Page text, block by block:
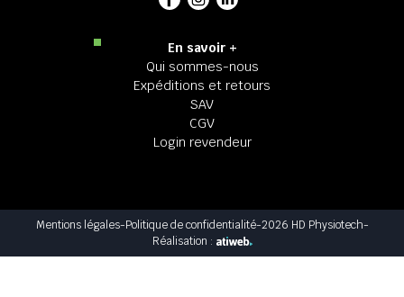
En savoir +
Qui sommes-nous
Expéditions et retours
SAV
CGV
Login revendeur
Mentions légales-Politique de confidentialité-2026 HD Physiotech-
Réalisation :